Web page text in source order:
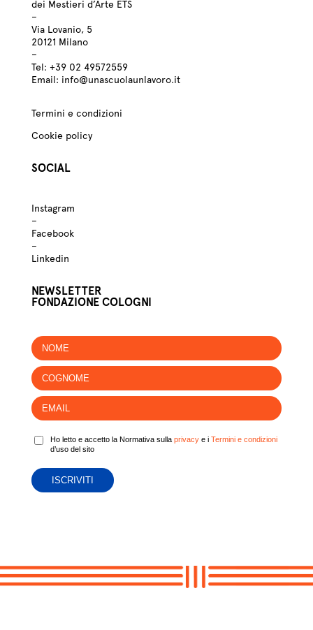
dei Mestieri d’Arte ETS
–
Via Lovanio, 5
20121 Milano
–
Tel: +3902 49572559
Email: info@unascuolaunlavoro.it
Termini e condizioni
Cookie policy
SOCIAL
Instagram
–
Facebook
–
Linkedin
NEWSLETTER
FONDAZIONE COLOGNI
Ho letto e accetto la Normativa sulla privacye i Termini e condizioni
d’uso del sito